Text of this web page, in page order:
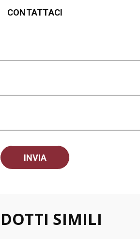
CONTATTACI
SIMILI